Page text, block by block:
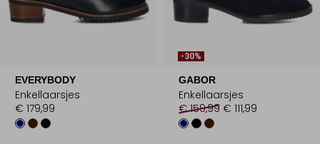
EVERYBODY
Enkellaarsjes
€ 179,99
-30%
GABOR
Enkellaarsjes
€ 159,99 € 111,99